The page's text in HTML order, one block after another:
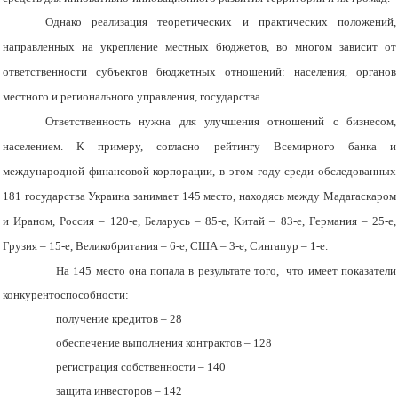
Однако реализация теоретических и практических положений,
направленных на укрепление местных бюджетов, во многом зависит от
ответственности субъектов бюджетных отношений: населения, органов
местного и регионального управления, государства.
Ответственность нужна для улучшения отношений с бизнесом,
населением. К примеру, согласно рейтингу Всемирного банка и
международной финансовой корпорации, в этом году среди обследованных
181 государства Украина занимает 145 место, находясь между Мадагаскаром
и Ираном, Россия – 120-е, Беларусь – 85-е, Китай – 83-е, Германия – 25-е,
Грузия – 15-е, Великобритания – 6-е, США – 3-е, Сингапур – 1-е.
На 145 место она попала в результате того, что имеет показатели
конкурентоспособности:
получение кредитов – 28
обеспечение выполнения контрактов – 128
регистрация собственности – 140
защита инвесторов – 142